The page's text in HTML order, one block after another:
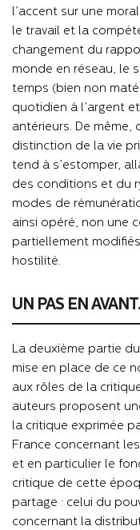
l’accent sur une
le travail et la
changement du
monde en réseau, le
temps (bien non
quotidien à l’argent
antérieurs. De
distinction de la vie
tend à s’estomper,
des conditions et du
modes de
ainsi opéré, non une
partiellement
hostilité.
UN PAS EN
La deuxième partie
mise en place de ce
aux rôles de la
auteurs proposent
la critique exprimée
France concernant
et en particulier le
critique de cette
partage : celui du
concernant la